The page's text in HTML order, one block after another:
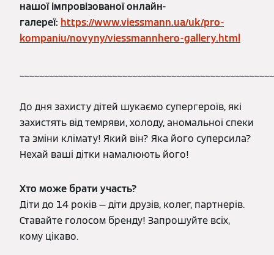
нашої імпровізованої онлайн-
галереї: https://www.viessmann.ua/uk/pro-
kompaniu/novyny/viessmannhero-gallery.html
До дня захисту дітей шукаємо супергероїв, які
захистять від темряви, холоду, аномальної спеки
та зміни клімату! Який він? Яка його суперсила?
Нехай ваші дітки намалюють його!
Хто може брати участь?
Діти до 14 років — діти друзів, колег, партнерів.
Ставайте голосом бренду! Запрошуйте всіх,
кому цікаво.